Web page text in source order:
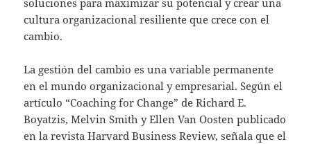
cultura organizacional resiliente que crece con el
cambio.
La gestión del cambio es una variable permanente
en el mundo organizacional y empresarial. Según el
artículo “Coaching for Change” de Richard E.
Boyatzis, Melvin Smith y Ellen Van Oosten publicado
en la revista Harvard Business Review, señala que el